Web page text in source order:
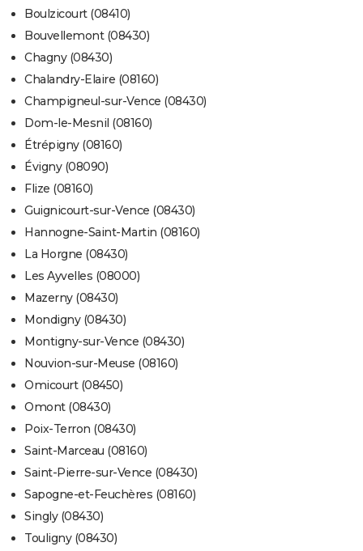
Boulzicourt (08410)
Bouvellemont (08430)
Chagny (08430)
Chalandry-Elaire (08160)
Champigneul-sur-Vence (08430)
Dom-le-Mesnil (08160)
Étrépigny (08160)
Évigny (08090)
Flize (08160)
Guignicourt-sur-Vence (08430)
Hannogne-Saint-Martin (08160)
La Horgne (08430)
Les Ayvelles (08000)
Mazerny (08430)
Mondigny (08430)
Montigny-sur-Vence (08430)
Nouvion-sur-Meuse (08160)
Omicourt (08450)
Omont (08430)
Poix-Terron (08430)
Saint-Marceau (08160)
Saint-Pierre-sur-Vence (08430)
Sapogne-et-Feuchères (08160)
Singly (08430)
Touligny (08430)